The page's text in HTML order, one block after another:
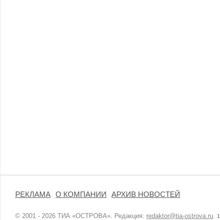
РЕКЛАМА О КОМПАНИИ АРХИВ НОВОСТЕЙ
© 2001 - 2026 ТИА «ОСТРОВА». Редакция: redaktor@tia-ostrova.ru